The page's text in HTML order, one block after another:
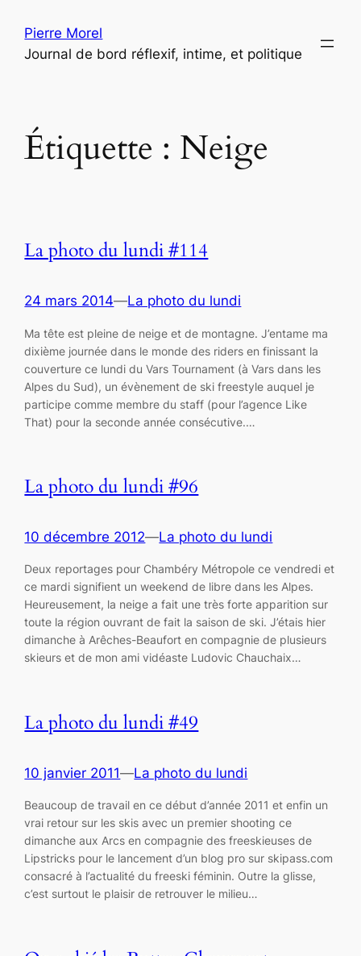
contenu
Pierre Morel
Journal de bord réflexif, intime, et politique
Étiquette : Neige
La photo du lundi #114
24 mars 2014—La photo du lundi
Ma tête est pleine de neige et de montagne. J’entame ma
dixième journée dans le monde des riders en finissant la
couverture ce lundi du Vars Tournament (à Vars dans les
Alpes du Sud), un évènement de ski freestyle auquel je
participe comme membre du staff (pour l’agence Like
That) pour la seconde année consécutive.…
La photo du lundi #96
10 décembre 2012—La photo du lundi
Deux reportages pour Chambéry Métropole ce vendredi et
ce mardi signifient un weekend de libre dans les Alpes.
Heureusement, la neige a fait une très forte apparition sur
toute la région ouvrant de fait la saison de ski. J’étais hier
dimanche à Arêches-Beaufort en compagnie de plusieurs
skieurs et de mon ami vidéaste Ludovic Chauchaix…
La photo du lundi #49
10 janvier 2011—La photo du lundi
Beaucoup de travail en ce début d’année 2011 et enfin un
vrai retour sur les skis avec un premier shooting ce
dimanche aux Arcs en compagnie des freeskieuses de
Lipstricks pour le lancement d’un blog pro sur skipass.com
consacré à l’actualité du freeski féminin. Outre la glisse,
c’est surtout le plaisir de retrouver le milieu…